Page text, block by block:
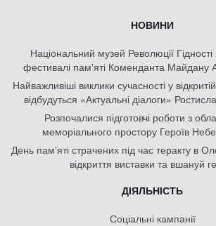
НОВИНИ
Національний музей Революції Гідності
фестивалі пам'яті Коменданта Майдану
Найважливіші виклики сучасності у
відбудуться «Актуальні діалоги»
Розпочалися підготовчі роботи з
меморіального простору Героїв
День памʼяті страчених під час теракту в
відкриття виставки та вшануй
ДІЯЛЬНІСТЬ
Соціальні кампанії